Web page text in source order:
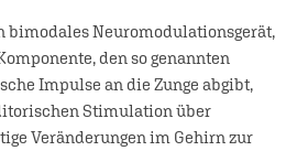
bimodales Neuromodulationsgerät,
den so genannten
Impulse an die Zunge abgibt,
Stimulation über
Veränderungen im Gehirn zur